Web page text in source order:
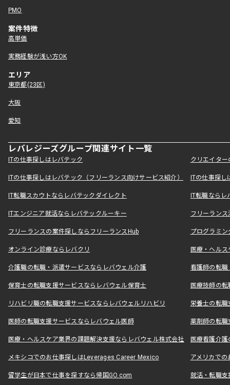
PMO
案件特徴
高単価
実務経験が浅い方OK
エリア
東京都(23区)
大阪
愛知
レバレジーズグループ関連サイト一覧
ITの仕事探しはレバテック クリエイタ
ITの仕事探しはレバテック（フリーランス向けサービス紹介） ITの仕事探
IT転職スカウトならレバテックダイレクト IT転職なら
ITエンジニア就活ならレバテックルーキー フリーラン
フリーランスの案件探しならフリーランスHub プログラミ
オンライン診療ならレバクリ 医療・ヘル
介護職の転職・派遣サービスならレバウェル介護 看護師の転
保育士の転職支援サービスならレバウェル保育士 医療技師の
リハビリ職の転職支援サービスならレバウェルリハビリ 栄養士の転
医師の転職支援サービスならレバウェル医師 薬剤師の転
医療・ヘルスケア業界の課題解決支援ならレバウェル株式会社 医療看護介
メキシコでのお仕事探しはLeverages Career Mexico アメリカで
留学生が日本で仕事を探すなら帰国GO.com 就活・転職